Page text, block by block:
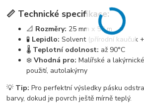
📏 Technické specifikace:
📐 Rozměry: 25 mm x 50 m
🧪 Lepidlo: Solvent (přírodní kaučuk
🌡️ Teplotní odolnost: až 90°C
❄️Vhodná pro: Malířské a
použití, autolakýrny
💡 Tip: Pro perfektní výsledky pásku
barvy, dokud je povrch ještě mírně teplý.